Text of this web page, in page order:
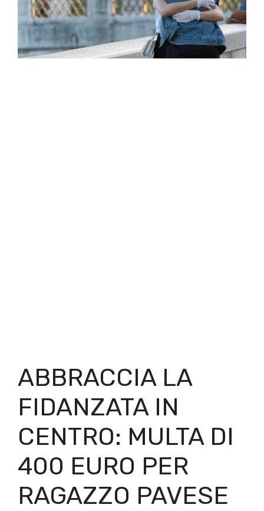
ABBRACCIA LA
FIDANZATA IN
CENTRO: MULTA DI
400 EURO PER
RAGAZZO PAVESE